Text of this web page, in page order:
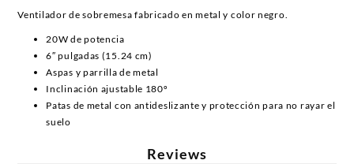
Ventilador de sobremesa fabricado en metal y color negro.
20W de potencia
6″ pulgadas (15.24 cm)
Aspas y parrilla de metal
Inclinación ajustable 180º
Patas de metal con antideslizante y protección para no rayar el
suelo
Reviews